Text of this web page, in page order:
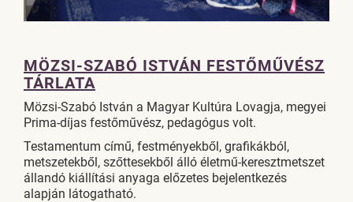
MÖZSI-SZABÓ ISTVÁN FESTŐMŰVÉSZ
TÁRLATA
Mözsi-Szabó István a Magyar Kultúra Lovagja, megyei
Prima-díjas festőművész, pedagógus volt.
Testamentum című, festményekből, grafikákból,
metszetekből, szőttesekből álló életmű-keresztmetszet
állandó kiállítási anyaga előzetes bejelentkezés
alapján látogatható.